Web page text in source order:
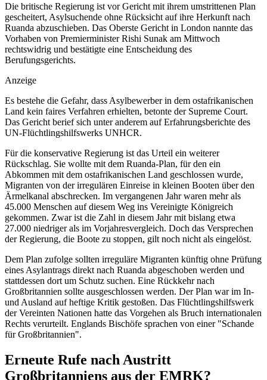
Die britische Regierung ist vor Gericht mit ihrem umstrittenen Plan
gescheitert, Asylsuchende ohne Rücksicht auf ihre Herkunft nach
Ruanda abzuschieben. Das Oberste Gericht in London nannte das
Vorhaben von Premierminister Rishi Sunak am Mittwoch
rechtswidrig und bestätigte eine Entscheidung des
Berufungsgerichts.
Anzeige
Es bestehe die Gefahr, dass Asylbewerber in dem ostafrikanischen
Land kein faires Verfahren erhielten, betonte der Supreme Court.
Das Gericht berief sich unter anderem auf Erfahrungsberichte des
UN-Flüchtlingshilfswerks UNHCR.
Für die konservative Regierung ist das Urteil ein weiterer
Rückschlag. Sie wollte mit dem Ruanda-Plan, für den ein
Abkommen mit dem ostafrikanischen Land geschlossen wurde,
Migranten von der irregulären Einreise in kleinen Booten über den
Ärmelkanal abschrecken. Im vergangenen Jahr waren mehr als
45.000 Menschen auf diesem Weg ins Vereinigte Königreich
gekommen. Zwar ist die Zahl in diesem Jahr mit bislang etwa
27.000 niedriger als im Vorjahresvergleich. Doch das Versprechen
der Regierung, die Boote zu stoppen, gilt noch nicht als eingelöst.
Dem Plan zufolge sollten irreguläre Migranten künftig ohne Prüfung
eines Asylantrags direkt nach Ruanda abgeschoben werden und
stattdessen dort um Schutz suchen. Eine Rückkehr nach
Großbritannien sollte ausgeschlossen werden. Der Plan war im In-
und Ausland auf heftige Kritik gestoßen. Das Flüchtlingshilfswerk
der Vereinten Nationen hatte das Vorgehen als Bruch internationalen
Rechts verurteilt. Englands Bischöfe sprachen von einer "Schande
für Großbritannien".
Erneute Rufe nach Austritt
Großbritanniens aus der EMRK?